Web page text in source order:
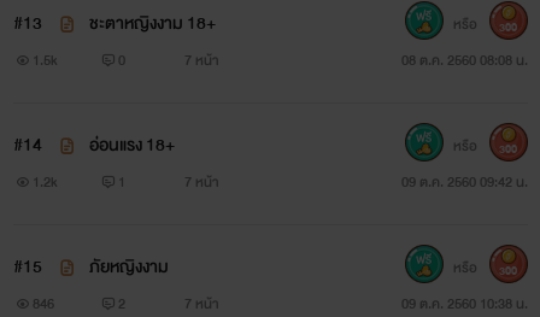
#13 ชะตาหญิงงาม 18+
1.5k 0 7 หน้า 08 ต.ค. 2560 08:08 น.
หรือ 300
#14 อ่อนแรง 18+
1.2k 1 7 หน้า 09 ต.ค. 2560 09:42 น.
หรือ 300
#15 ภัยหญิงงาม
846 2 7 หน้า 09 ต.ค. 2560 10:38 น.
หรือ 300